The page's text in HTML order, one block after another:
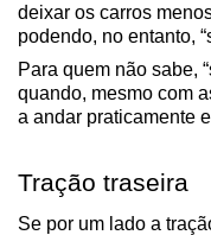
deixar os carros
podendo, no entanto,
Para quem não sabe,
quando, mesmo com
a andar praticamente
Tração traseira
Se por um lado a